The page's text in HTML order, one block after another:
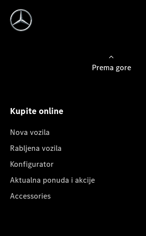
Prema gore
Kupite online
Nova vozila
Rabljena vozila
Konfigurator
Aktualna ponuda i akcije
Accessories